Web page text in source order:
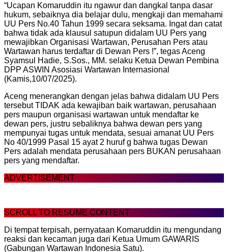
“Ucapan Komaruddin itu ngawur dan dangkal tanpa dasar
hukum, sebaiknya dia belajar dulu, mengkaji dan memahami
UU Pers No.40 Tahun 1999 secara seksama. Ingat dan catat
bahwa tidak ada klausul satupun didalam UU Pers yang
mewajibkan Organisasi Wartawan, Perusahan Pers atau
Wartawan harus terdaftar di Dewan Pers !”, tegas Aceng
Syamsul Hadie, S.Sos., MM. selaku Ketua Dewan Pembina
DPP ASWIN Asosiasi Wartawan Internasional
(Kamis,10/07/2025).
Aceng menerangkan dengan jelas bahwa didalam UU Pers
tersebut TIDAK ada kewajiban baik wartawan, perusahaan
pers maupun organisasi wartawan untuk mendaftar ke
dewan pers, justru sebaliknya bahwa dewan pers yang
mempunyai tugas untuk mendata, sesuai amanat UU Pers
No 40/1999 Pasal 15 ayat 2 huruf g bahwa tugas Dewan
Pers adalah mendata perusahaan pers BUKAN perusahaan
pers yang mendaftar.
ADVERTISEMENT
SCROLL TO RESUME CONTENT
Di tempat terpisah, pernyataan Komaruddin itu mengundang
reaksi dan kecaman juga dari Ketua Umum GAWARIS
(Gabungan Wartawan Indonesia Satu).